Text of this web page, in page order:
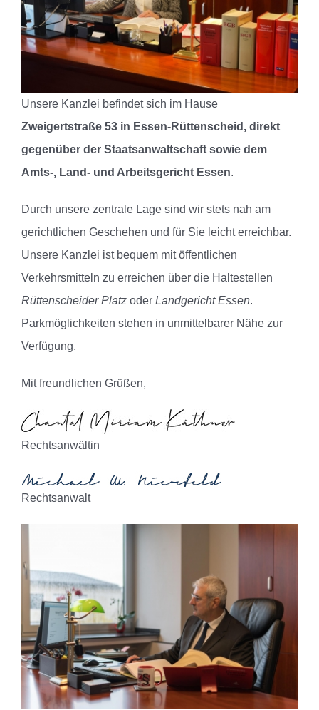
Unsere Kanzlei befindet sich im Hause
Zweigertstraße 53 in Essen-Rüttenscheid, direkt
gegenüber der Staatsanwaltschaft sowie dem
Amts-, Land- und Arbeitsgericht Essen.
Durch unsere zentrale Lage sind wir stets nah am
gerichtlichen Geschehen und für Sie leicht erreichbar.
Unsere Kanzlei ist bequem mit öffentlichen
Verkehrsmitteln zu erreichen über die Haltestellen
Rüttenscheider Platzoder Landgericht Essen.
Parkmöglichkeiten stehen in unmittelbarer Nähe zur
Verfügung.
Mit freundlichen Grüßen,
Rechtsanwältin
Rechtsanwalt